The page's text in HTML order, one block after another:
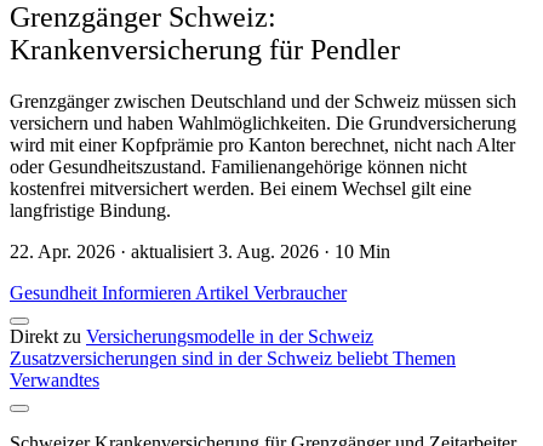
Grenzgänger Schweiz:
Krankenversicherung für Pendler
Grenzgänger zwischen Deutschland und der Schweiz müssen sich
versichern und haben Wahlmöglichkeiten. Die Grundversicherung
wird mit einer Kopfprämie pro Kanton berechnet, nicht nach Alter
oder Gesundheitszustand. Familienangehörige können nicht
kostenfrei mitversichert werden. Bei einem Wechsel gilt eine
langfristige Bindung.
22. Apr. 2026 · aktualisiert 3. Aug. 2026 · 10 Min
Gesundheit Informieren Artikel Verbraucher
Direkt zu Versicherungsmodelle in der Schweiz
Zusatzversicherungen sind in der Schweiz beliebt Themen
Verwandtes